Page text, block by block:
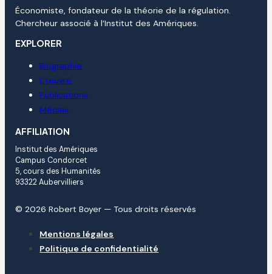
Économiste, fondateur de la théorie de la régulation.
Chercheur associé à l’Institut des Amériques.
EXPLORER
Biographie
L’œuvre
Publications
Médias
AFFILIATION
Institut des Amériques
Campus Condorcet
5, cours des Humanités
93322 Aubervilliers
© 2026 Robert Boyer — Tous droits réservés
Mentions légales
Politique de confidentialité